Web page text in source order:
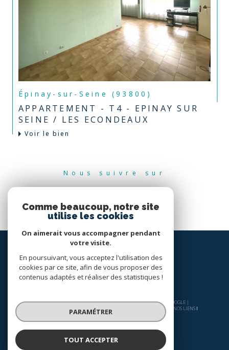
Épinay-sur-Seine (93800)
APPARTEMENT - T4 - EPINAY SUR
SEINE / LES ECONDEAUX
Voir le bien
Nous suivre sur
© 2026 | TOUS DROITS RÉSERVÉS | TRADUCTION POWERED BY GOOGLE |
NOS HONORAIRES
PLAN DU SITE MENTIONS LÉGALES ADMIN
NOS LIENS
POLITIQUE RGPD
Comme beaucoup, notre site
utilise les cookies
On aimerait vous accompagner pendant
votre visite.
En poursuivant, vous acceptez l'utilisation des
cookies par ce site, afin de vous proposer des
contenus adaptés et réaliser des statistiques !
PARAMÉTRER
TOUT ACCEPTER